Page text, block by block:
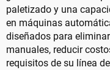
paletizado y una
en máquinas
diseñados para
manuales, reducir
requisitos de su línea